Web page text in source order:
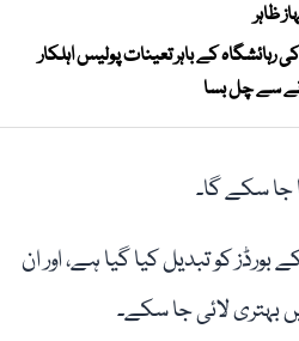
ظاہر
کے باہر تعینات پولیس اہلکار
سے چل بسا
سکے گا۔
کو تبدیل کیا گیا ہے، اور ان
بہتری لائی جا سکے۔